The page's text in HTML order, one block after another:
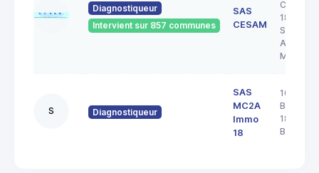
Diagnostiqueur
Intervient sur 857 communes
SAS
CESAM
COULON
18200
SAINT
AMAND
S Diagnostiqueur
SAS
MC2A
Immo
18
103 rue
Barbès
18000